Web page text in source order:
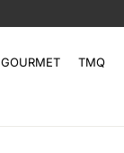
GOURMET TMQ